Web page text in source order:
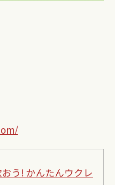
う! かんたんウクレ